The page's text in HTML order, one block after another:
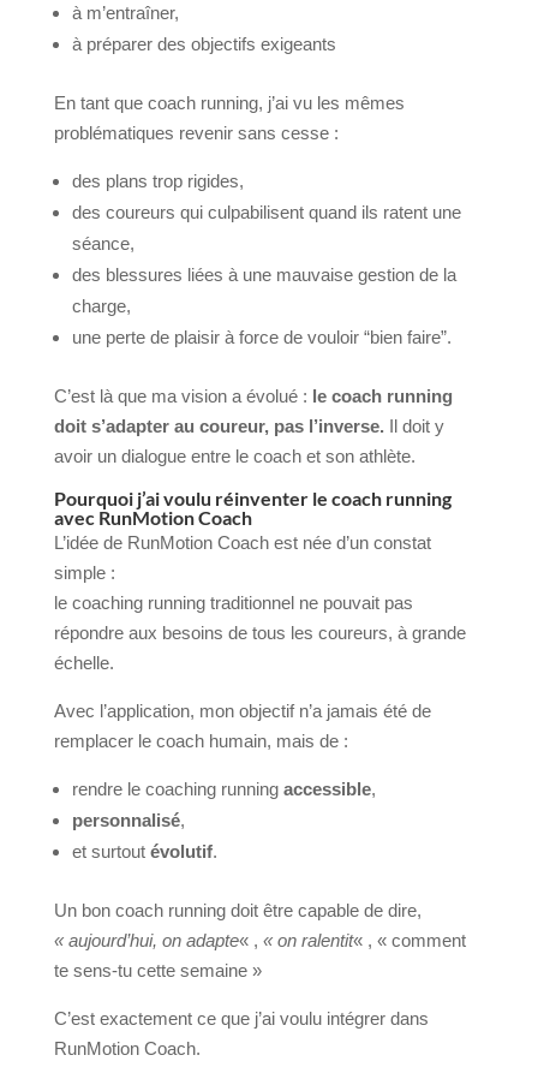
à m’entraîner,
à préparer des objectifs exigeants
En tant que coach running, j’ai vu les mêmes
problématiques revenir sans cesse :
des plans trop rigides,
des coureurs qui culpabilisent quand ils ratent une
séance,
des blessures liées à une mauvaise gestion de la
charge,
une perte de plaisir à force de vouloir “bien faire”.
C’est là que ma vision a évolué : le coach running
doit s’adapter au coureur, pas l’inverse. Il doit y
avoir un dialogue entre le coach et son athlète.
Pourquoi j’ai voulu réinventer le coach running
avec RunMotion Coach
L’idée de RunMotion Coach est née d’un constat
simple :
le coaching running traditionnel ne pouvait pas
répondre aux besoins de tous les coureurs, à grande
échelle.
Avec l’application, mon objectif n’a jamais été de
remplacer le coach humain, mais de :
rendre le coaching running accessible,
personnalisé,
et surtout évolutif.
Un bon coach running doit être capable de dire,
« aujourd’hui, on adapte« , « on ralentit« , « comment
te sens-tu cette semaine »
C’est exactement ce que j’ai voulu intégrer dans
RunMotion Coach.